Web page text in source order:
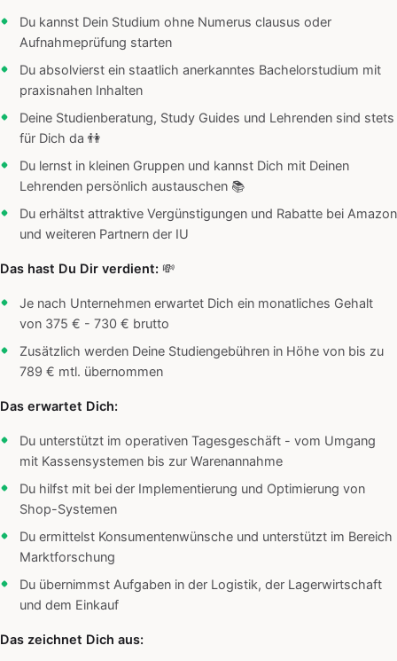
Du kannst Dein Studium ohne Numerus clausus oder
Aufnahmeprüfung starten
Du absolvierst ein staatlich anerkanntes Bachelorstudium mit
praxisnahen Inhalten
Deine Studienberatung, Study Guides und Lehrenden sind stets
für Dich da 👫
Du lernst in kleinen Gruppen und kannst Dich mit Deinen
Lehrenden persönlich austauschen 📚
Du erhältst attraktive Vergünstigungen und Rabatte bei Amazon
und weiteren Partnern der IU
Das hast Du Dir verdient: 💸
Je nach Unternehmen erwartet Dich ein monatliches Gehalt
von 375 € - 730 € brutto
Zusätzlich werden Deine Studiengebühren in Höhe von bis zu
789 € mtl. übernommen
Das erwartet Dich:
Du unterstützt im operativen Tagesgeschäft - vom Umgang
mit Kassensystemen bis zur Warenannahme
Du hilfst mit bei der Implementierung und Optimierung von
Shop-Systemen
Du ermittelst Konsumentenwünsche und unterstützt im Bereich
Marktforschung
Du übernimmst Aufgaben in der Logistik, der Lagerwirtschaft
und dem Einkauf
Das zeichnet Dich aus: